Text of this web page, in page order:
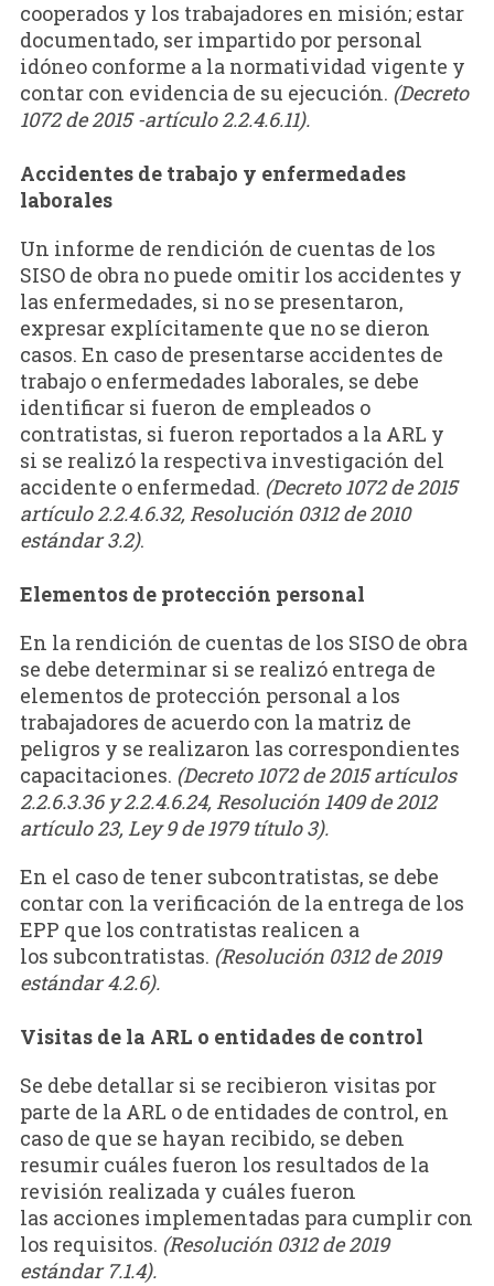
cooperados y los trabajadores en misión; estar
documentado, ser impartido por personal
idóneo conforme a la normatividad vigente y
contar con evidencia de su ejecución. (Decreto
1072 de 2015 -artículo 2.2.4.6.11).
Accidentes de trabajo y enfermedades
laborales
Un informe de rendición de cuentas de los
SISO de obra no puede omitir los accidentes y
las enfermedades, si no se presentaron,
expresar explícitamente que no se dieron
casos. En caso de presentarse accidentes de
trabajo o enfermedades laborales, se debe
identificar si fueron de empleados o
contratistas, si fueron reportados a la ARL y
si se realizó la respectiva investigación del
accidente o enfermedad. (Decreto 1072 de 2015
artículo 2.2.4.6.32, Resolución 0312 de 2010
estándar 3.2).
Elementos de protección personal
En la rendición de cuentas de los SISO de obra
se debe determinar si se realizó entrega de
elementos de protección personal a los
trabajadores de acuerdo con la matriz de
peligros y se realizaron las correspondientes
capacitaciones. (Decreto 1072 de 2015 artículos
2.2.6.3.36 y 2.2.4.6.24, Resolución 1409 de 2012
artículo 23, Ley 9 de 1979 título 3).
En el caso de tener subcontratistas, se debe
contar con la verificación de la entrega de los
EPP que los contratistas realicen a
los subcontratistas. (Resolución 0312 de 2019
estándar 4.2.6).
Visitas de la ARL o entidades de control
Se debe detallar si se recibieron visitas por
parte de la ARL o de entidades de control, en
caso de que se hayan recibido, se deben
resumir cuáles fueron los resultados de la
revisión realizada y cuáles fueron
las acciones implementadas para cumplir con
los requisitos. (Resolución 0312 de 2019
estándar 7.1.4).